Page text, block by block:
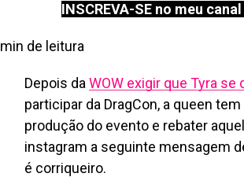
INSCREVA-SE no meu
min de leitura
Depois da WOW exigir que Tyra
participar da DragCon, a queen
produção do evento e rebater
instagram a seguinte mensagem
é corriqueiro.